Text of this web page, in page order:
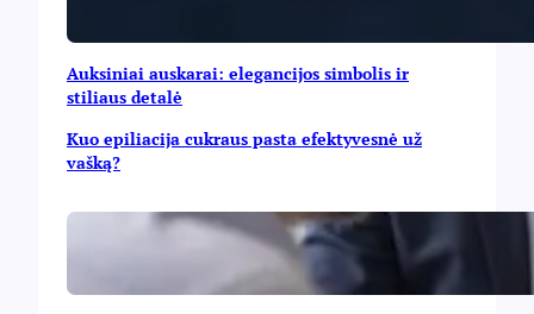
Auksiniai auskarai: elegancijos simbolis ir
stiliaus detalė
Kuo epiliacija cukraus pasta efektyvesnė už
vašką?